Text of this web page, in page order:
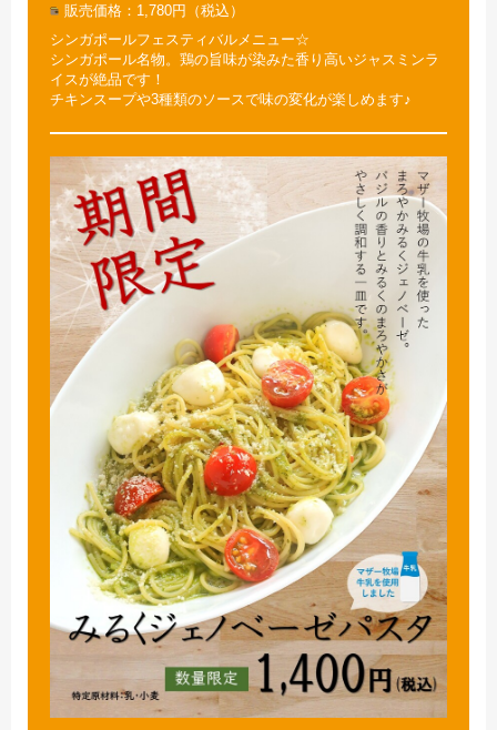
販売価格
1,780円（税込）
シンガポールフェスティバルメニュー☆
シンガポール名物。鶏の旨味が染みた香り高いジャスミンラ
イスが絶品です！
チキンスープや3種類のソースで味の変化が楽しめます♪